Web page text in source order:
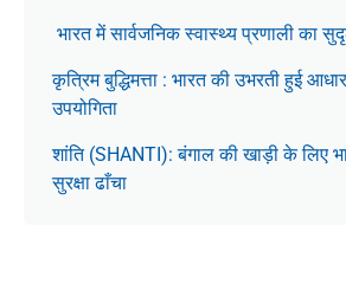
भारत में सार्वजनिक स्वास्थ्य प्रणाली का
कृत्रिम बुद्धिमत्ता : भारत की उभरती हुई
उपयोगिता
शांति (SHANTI): बंगाल की खाड़ी के लिए
सुरक्षा ढाँचा